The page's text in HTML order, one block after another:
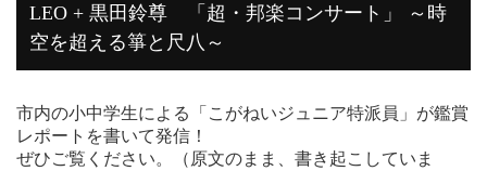
LEO + 黒田鈴尊 「超・邦楽コンサート」 ～時
空を超える箏と尺八～
市内の小中学生による「こがねいジュニア特派員」が鑑賞
レポートを書いて発信！
ぜひご覧ください。（原文のまま、書き起こしていま